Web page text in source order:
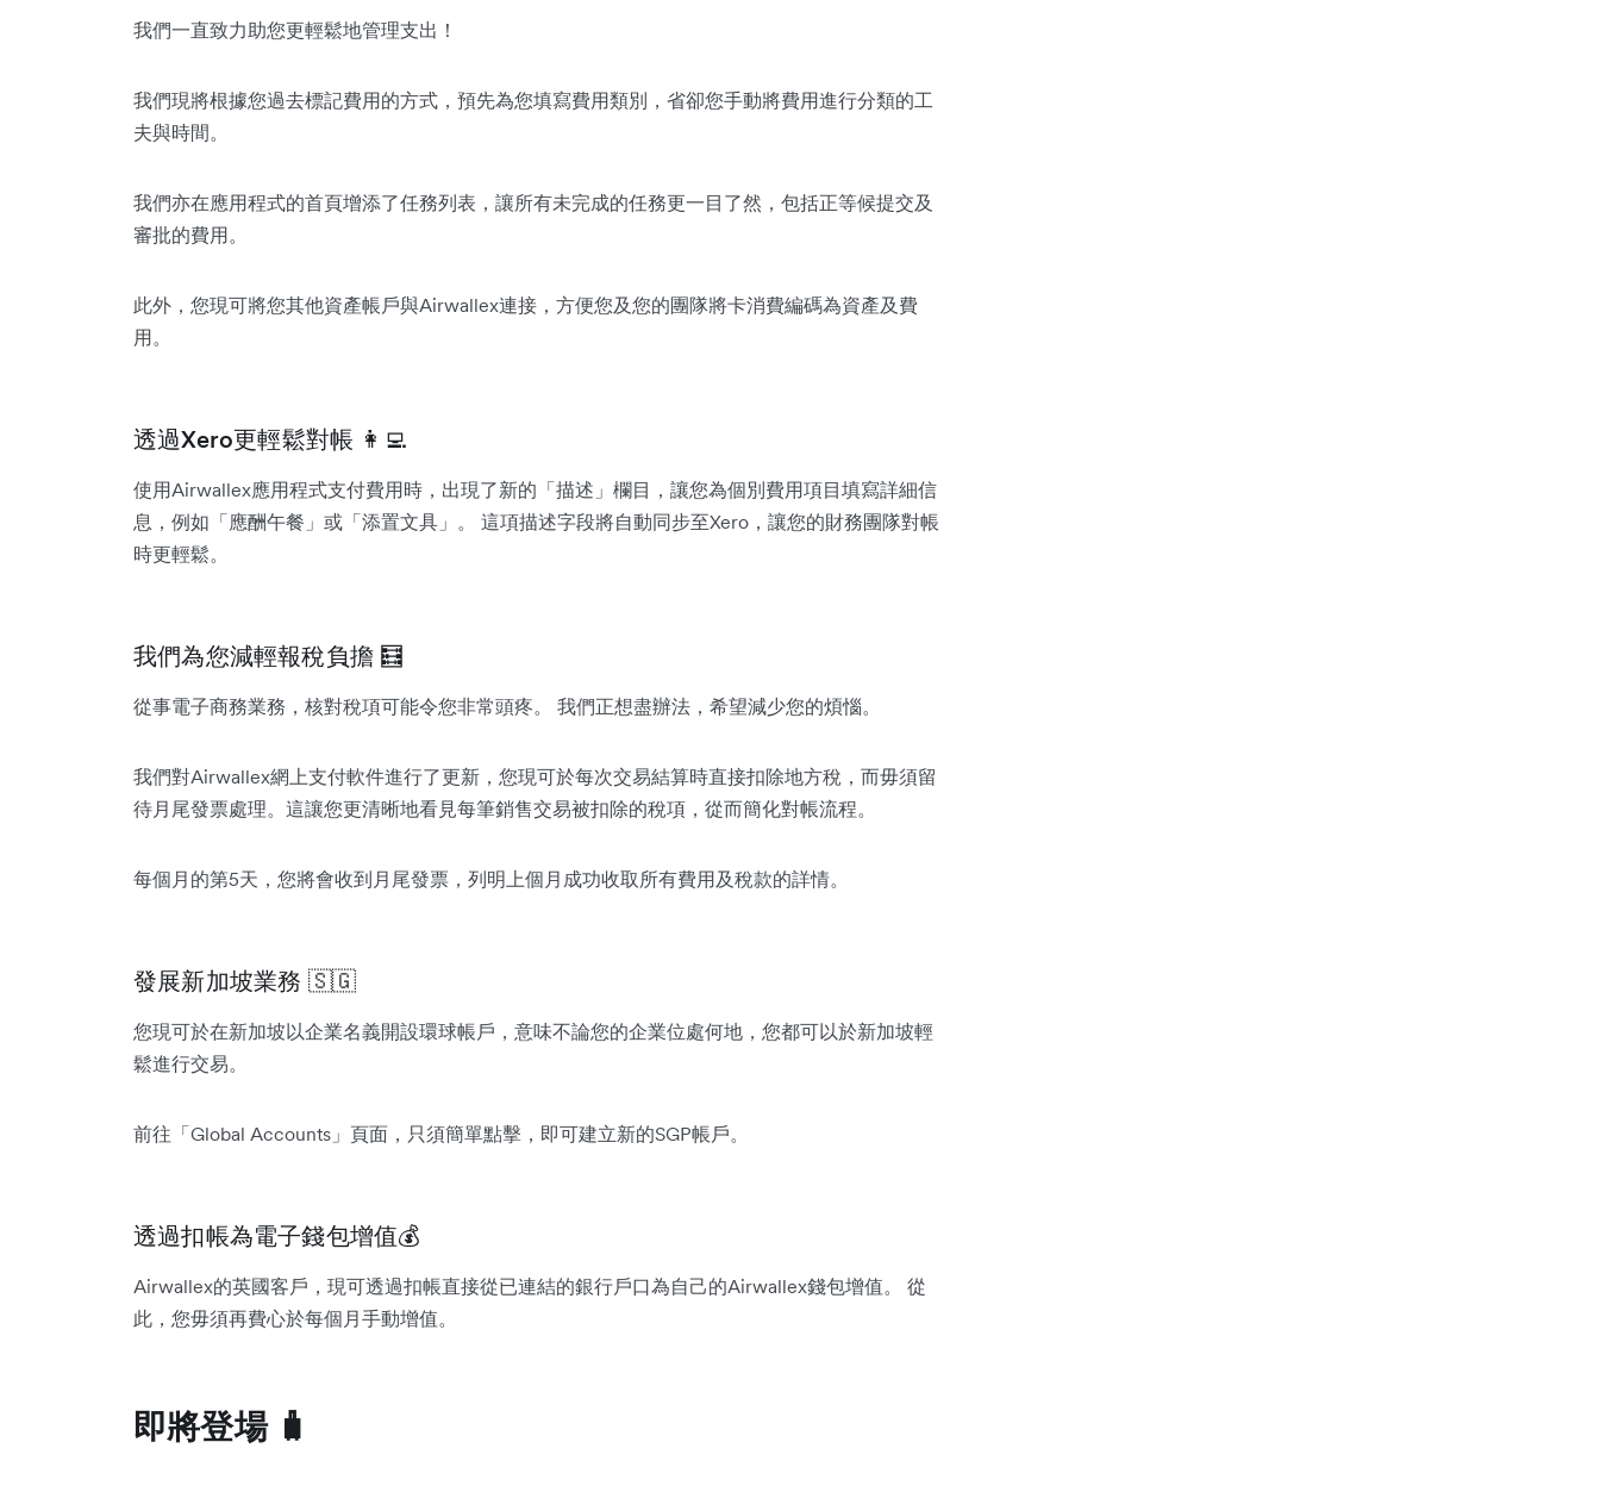
我們一直致力助您更輕鬆地管理支出！
我們現將根據您過去標記費用的方式，預先為您填寫費用類別，省卻您手動將費用進行分類的工
夫與時間。
我們亦在應用程式的首頁增添了任務列表，讓所有未完成的任務更一目了然，包括正等候提交及
審批的費用。
此外，您現可將您其他資產帳戶與Airwallex連接，方便您及您的團隊將卡消費編碼為資產及費
用。
透過Xero更輕鬆對帳 👩‍💻
使用Airwallex應用程式支付費用時，出現了新的「描述」欄目，讓您為個別費用項目填寫詳細信
息，例如「應酬午餐」或「添置文具」。 這項描述字段將自動同步至Xero，讓您的財務團隊對帳
時更輕鬆。
我們為您減輕報稅負擔 🧮
從事電子商務業務，核對稅項可能令您非常頭疼。 我們正想盡辦法，希望減少您的煩惱。
我們對Airwallex網上支付軟件進行了更新，您現可於每次交易結算時直接扣除地方稅，而毋須留
待月尾發票處理。這讓您更清晰地看見每筆銷售交易被扣除的稅項，從而簡化對帳流程。
每個月的第5天，您將會收到月尾發票，列明上個月成功收取所有費用及稅款的詳情。
發展新加坡業務 🇸🇬
您現可於在新加坡以企業名義開設環球帳戶，意味不論您的企業位處何地，您都可以於新加坡輕
鬆進行交易。
前往「Global Accounts」頁面，只須簡單點擊，即可建立新的SGP帳戶。
透過扣帳為電子錢包增值💰
Airwallex的英國客戶，現可透過扣帳直接從已連結的銀行戶口為自己的Airwallex錢包增值。 從
此，您毋須再費心於每個月手動增值。
即將登場 🧳